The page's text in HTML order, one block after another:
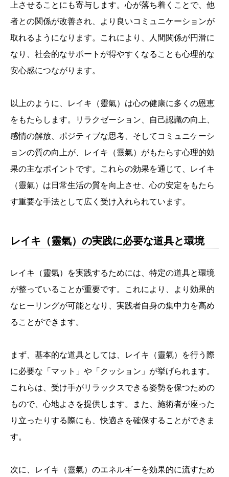
上させることにも寄与します。心が落ち着くことで、他
者との関係が改善され、より良いコミュニケーションが
取れるようになります。これにより、人間関係が円滑に
なり、社会的なサポートが得やすくなることも心理的な
安心感につながります。
以上のように、レイキ（靈氣）は心の健康に多くの恩恵
をもたらします。リラクゼーション、自己認識の向上、
感情の解放、ポジティブな思考、そしてコミュニケーシ
ョンの質の向上が、レイキ（靈氣）がもたらす心理的効
果の主なポイントです。これらの効果を通じて、レイキ
（靈氣）は日常生活の質を向上させ、心の安定をもたら
す重要な手法として広く受け入れられています。
レイキ（靈氣）の実践に必要な道具と環境
レイキ（靈氣）を実践するためには、特定の道具と環境
が整っていることが重要です。これにより、より効果的
なヒーリングが可能となり、実践者自身の集中力を高め
ることができます。
まず、基本的な道具としては、レイキ（靈氣）を行う際
に必要な「マット」や「クッション」が挙げられます。
これらは、受け手がリラックスできる姿勢を保つための
もので、心地よさを提供します。また、施術者が座った
り立ったりする際にも、快適さを確保することができま
す。
次に、レイキ（靈氣）のエネルギーを効果的に流すため